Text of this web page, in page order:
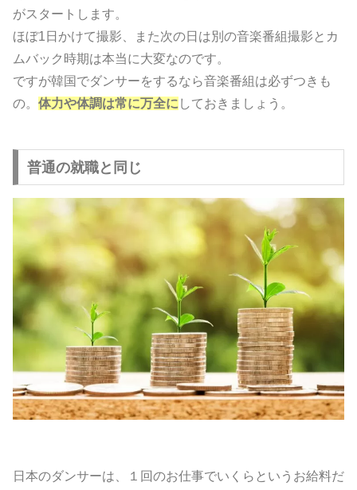
がスタートします。
ほぼ1日かけて撮影、また次の日は別の音楽番組撮影とカ
ムバック時期は本当に大変なのです。
ですが韓国でダンサーをするなら音楽番組は必ずつきも
の。 体力や体調は常に万全に しておきましょう。
普通の就職と同じ
日本のダンサーは、１回のお仕事でいくらというお給料だ